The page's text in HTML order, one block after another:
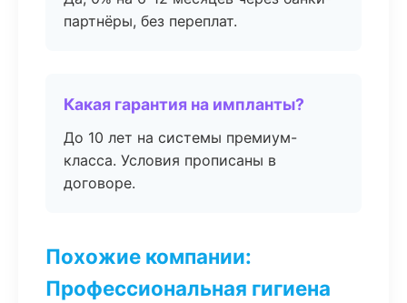
партнёры, без переплат.
Какая гарантия на импланты?
До 10 лет на системы премиум-
класса. Условия прописаны в
договоре.
Похожие компании:
Профессиональная гигиена